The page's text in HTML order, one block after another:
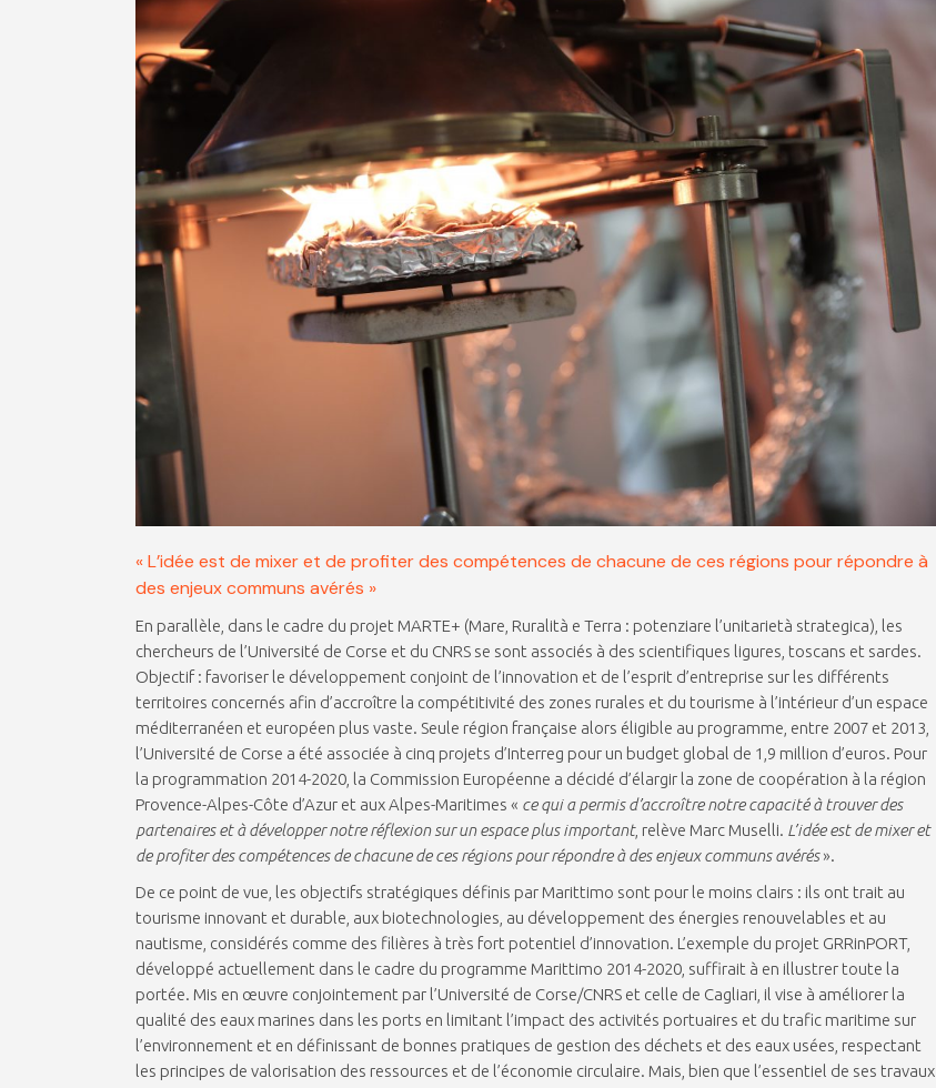
« L’idée est de mixer et de profiter des compétences de chacune de ces régions pour répondre à
des enjeux communs avérés »
En parallèle, dans le cadre du projet MARTE+ (Mare, Ruralità e Terra : potenziare l’unitarietà strategica), les
chercheurs de l’Université de Corse et du CNRS se sont associés à des scientifiques ligures, toscans et sardes.
Objectif : favoriser le développement conjoint de l’innovation et de l’esprit d’entreprise sur les différents
territoires concernés afin d’accroître la compétitivité des zones rurales et du tourisme à l’intérieur d’un espace
méditerranéen et européen plus vaste. Seule région française alors éligible au programme, entre 2007 et 2013,
l’Université de Corse a été associée à cinq projets d’Interreg pour un budget global de 1,9 million d’euros. Pour
la programmation 2014-2020, la Commission Européenne a décidé d’élargir la zone de coopération à la région
Provence-Alpes-Côte d’Azur et aux Alpes-Maritimes « ce qui a permis d’accroître notre capacité à trouver des
partenaires et à développer notre réflexion sur un espace plus important, relève Marc Muselli. L’idée est de mixer et
de profiter des compétences de chacune de ces régions pour répondre à des enjeux communs avérés».
De ce point de vue, les objectifs stratégiques définis par Marittimo sont pour le moins clairs : ils ont trait au
tourisme innovant et durable, aux biotechnologies, au développement des énergies renouvelables et au
nautisme, considérés comme des filières à très fort potentiel d’innovation. L’exemple du projet GRRinPORT,
développé actuellement dans le cadre du programme Marittimo 2014-2020, suffirait à en illustrer toute la
portée. Mis en œuvre conjointement par l’Université de Corse/CNRS et celle de Cagliari, il vise à améliorer la
qualité des eaux marines dans les ports en limitant l’impact des activités portuaires et du trafic maritime sur
l’environnement et en définissant de bonnes pratiques de gestion des déchets et des eaux usées, respectant
les principes de valorisation des ressources et de l’économie circulaire. Mais, bien que l’essentiel de ses travaux